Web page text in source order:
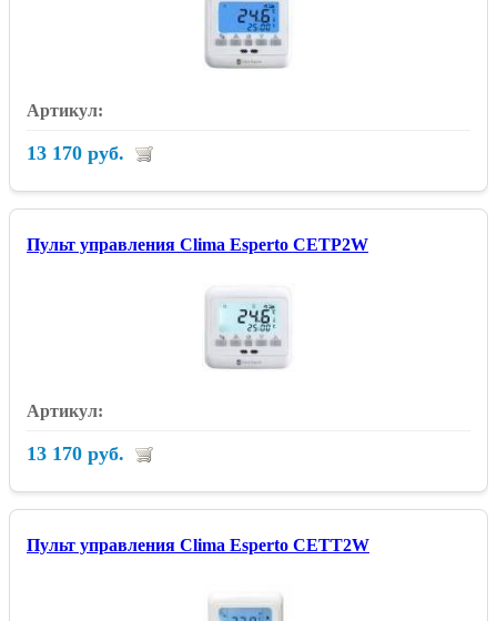
13 170 руб.
Пульт управления Clima Esperto CETP2W
13 170 руб.
Пульт управления Clima Esperto CETT2W